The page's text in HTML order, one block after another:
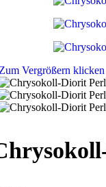
Vergrößern klicken